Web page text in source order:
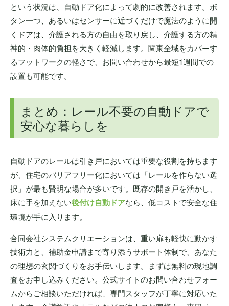
という状況は、自動ドア化によって劇的に改善されます。ボ
タン一つ、あるいはセンサーに近づくだけで魔法のように開
くドアは、介護される方の自由を取り戻し、介護する方の精
神的・肉体的負担を大きく軽減します。関東全域をカバーす
るフットワークの軽さで、お問い合わせから最短1週間での
設置も可能です。
まとめ：レール不要の自動ドアで
安心な暮らしを
自動ドアのレールは引き戸においては重要な役割を持ちます
が、住宅のバリアフリー化においては「レールを作らない選
択」が最も賢明な場合が多いです。既存の開き戸を活かし、
床に手を加えない後付け自動ドアなら、低コストで安全な住
環境が手に入ります。
合同会社システムクリエーションは、重い扉も軽快に動かす
技術力と、補助金申請まで寄り添うサポート体制で、あなた
の理想の玄関づくりをお手伝いします。まずは無料の現地調
査をお申し込みください。公式サイトのお問い合わせフォー
ムからご相談いただければ、専門スタッフが丁寧に対応いた